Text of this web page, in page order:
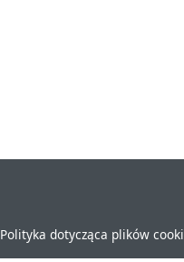
Polityka dotycząca plików